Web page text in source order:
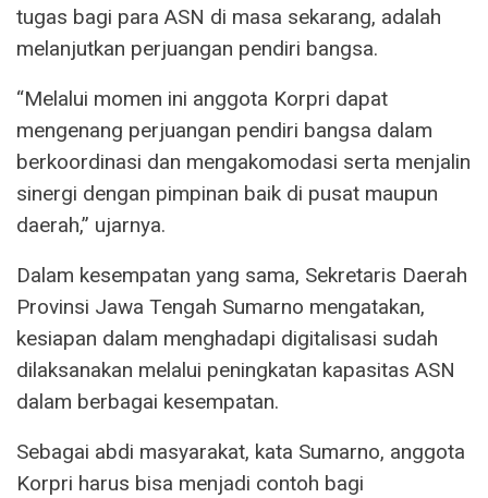
tugas bagi para ASN di masa sekarang, adalah
melanjutkan perjuangan pendiri bangsa.
“Melalui momen ini anggota Korpri dapat
mengenang perjuangan pendiri bangsa dalam
berkoordinasi dan mengakomodasi serta menjalin
sinergi dengan pimpinan baik di pusat maupun
daerah,” ujarnya.
Dalam kesempatan yang sama, Sekretaris Daerah
Provinsi Jawa Tengah Sumarno mengatakan,
kesiapan dalam menghadapi digitalisasi sudah
dilaksanakan melalui peningkatan kapasitas ASN
dalam berbagai kesempatan.
Sebagai abdi masyarakat, kata Sumarno, anggota
Korpri harus bisa menjadi contoh bagi